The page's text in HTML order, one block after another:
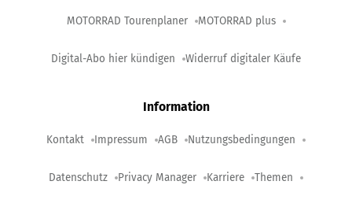
MOTORRAD Tourenplaner MOTORRAD plus
Digital-Abo hier kündigen Widerruf digitaler Käufe
Information
Kontakt Impressum AGB Nutzungsbedingungen
Datenschutz Privacy Manager Karriere Themen